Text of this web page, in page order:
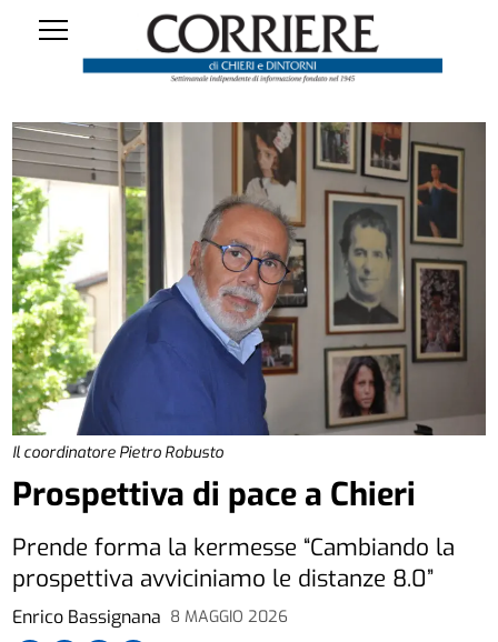
Il coordinatore Pietro Robusto
Enrico Bassignana 8 MAGGIO 2026
Prospettiva di pace a Chieri
Prende forma la kermesse “Cambiando la
prospettiva avviciniamo le distanze 8.0”